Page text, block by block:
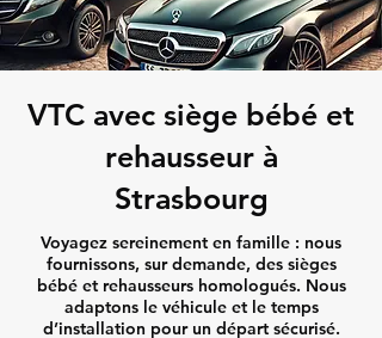
VTC avec siège bébé et
rehausseur à
Strasbourg
Voyagez sereinement en famille : nous
fournissons, sur demande, des sièges
bébé et rehausseurs homologués. Nous
adaptons le véhicule et le temps
d’installation pour un départ sécurisé.